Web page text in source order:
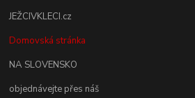
JEŽCIVKLECI.cz
Domovská stránka
NA SLOVENSKO
objednávejte přes náš